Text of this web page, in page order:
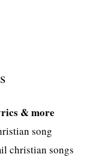
& more
song
christian songs